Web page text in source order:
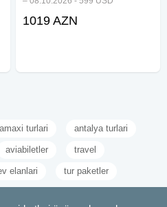
USD 4 gecə / 5 gün 4* Hotel
1019 AZN
turlari antalya turlari
aviabiletler travel
elanlari tur paketler